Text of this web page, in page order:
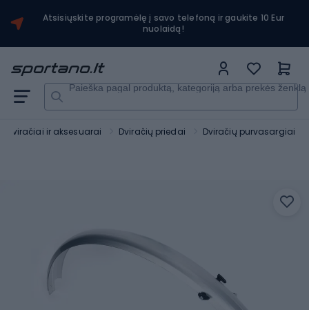
Atsisiųskite programėlę į savo telefoną ir gaukite 10 Eur
nuolaidą!
Paieška pagal produktą, kategoriją arba prekės ženklą
Dviračiai ir aksesuarai Dviračių priedai Dviračių purvasargiai